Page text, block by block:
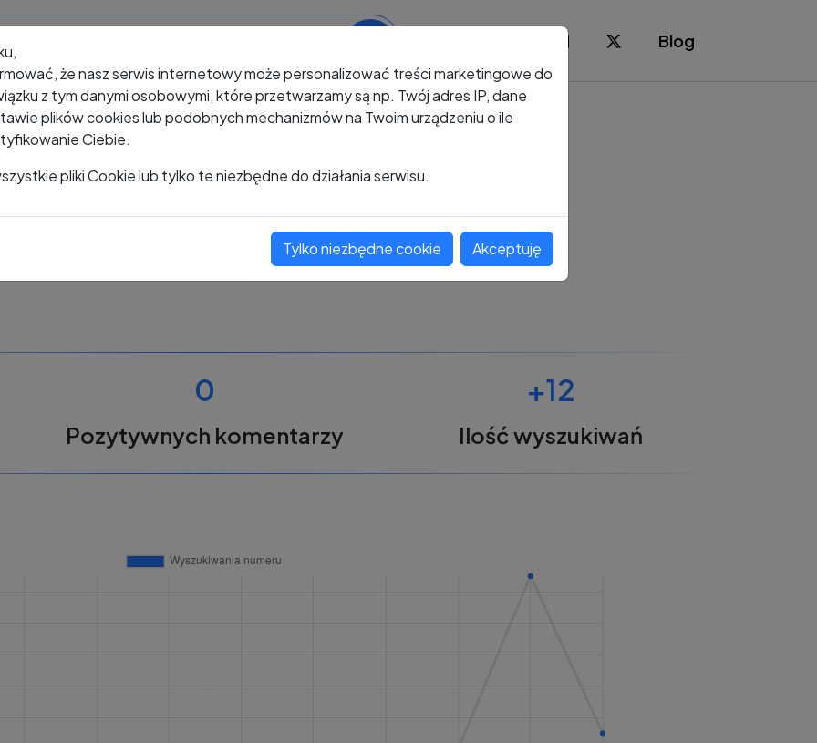
Blog
+48 577 292 455
Oceń ten numer
0
Pozytywnych komentarzy
+12
Ilość wyszukiwań
że nasz serwis internetowy może personalizować treści marketingowe do
z tym danymi osobowymi, które przetwarzamy są np. Twój adres IP, dane
plików cookies lub podobnych mechanizmów na Twoim urządzeniu o ile
Ciebie.
pliki Cookie lub tylko te niezbędne do działania serwisu.
Tylko niezbędne cookie Akceptuję